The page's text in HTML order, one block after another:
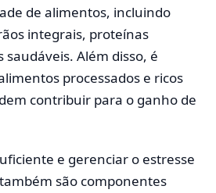
de alimentos, incluindo
integrais, proteínas
Além disso, é
processados e ricos
contribuir para o ganho de
e gerenciar o estresse
são componentes